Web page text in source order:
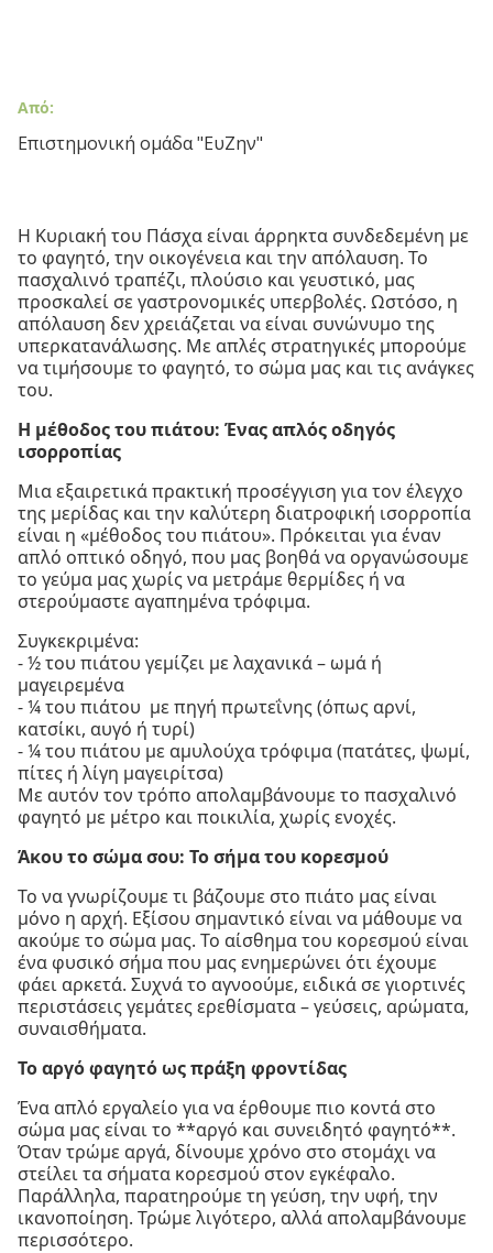
Από:
Επιστημονική ομάδα "ΕυΖην"
Η Κυριακή του Πάσχα είναι άρρηκτα συνδεδεμένη με
το φαγητό, την οικογένεια και την απόλαυση. Το
πασχαλινό τραπέζι, πλούσιο και γευστικό, μας
προσκαλεί σε γαστρονομικές υπερβολές. Ωστόσο, η
απόλαυση δεν χρειάζεται να είναι συνώνυμο της
υπερκατανάλωσης. Με απλές στρατηγικές μπορούμε
να τιμήσουμε το φαγητό, το σώμα μας και τις ανάγκες
του.
Η μέθοδος του πιάτου: Ένας απλός οδηγός
ισορροπίας
Μια εξαιρετικά πρακτική προσέγγιση για τον έλεγχο
της μερίδας και την καλύτερη διατροφική ισορροπία
είναι η «μέθοδος του πιάτου». Πρόκειται για έναν
απλό οπτικό οδηγό, που μας βοηθά να οργανώσουμε
το γεύμα μας χωρίς να μετράμε θερμίδες ή να
στερούμαστε αγαπημένα τρόφιμα.
Συγκεκριμένα:
- ½ του πιάτου γεμίζει με λαχανικά – ωμά ή
μαγειρεμένα
- ¼ του πιάτου με πηγή πρωτεΐνης (όπως αρνί,
κατσίκι, αυγό ή τυρί)
- ¼ του πιάτου με αμυλούχα τρόφιμα (πατάτες, ψωμί,
πίτες ή λίγη μαγειρίτσα)
Με αυτόν τον τρόπο απολαμβάνουμε το πασχαλινό
φαγητό με μέτρο και ποικιλία, χωρίς ενοχές.
Άκου το σώμα σου: Το σήμα του κορεσμού
Το να γνωρίζουμε τι βάζουμε στο πιάτο μας είναι
μόνο η αρχή. Εξίσου σημαντικό είναι να μάθουμε να
ακούμε το σώμα μας. Το αίσθημα του κορεσμού είναι
ένα φυσικό σήμα που μας ενημερώνει ότι έχουμε
φάει αρκετά. Συχνά το αγνοούμε, ειδικά σε γιορτινές
περιστάσεις γεμάτες ερεθίσματα – γεύσεις, αρώματα,
συναισθήματα.
Το αργό φαγητό ως πράξη φροντίδας
Ένα απλό εργαλείο για να έρθουμε πιο κοντά στο
σώμα μας είναι το **αργό και συνειδητό φαγητό**.
Όταν τρώμε αργά, δίνουμε χρόνο στο στομάχι να
στείλει τα σήματα κορεσμού στον εγκέφαλο.
Παράλληλα, παρατηρούμε τη γεύση, την υφή, την
ικανοποίηση. Τρώμε λιγότερο, αλλά απολαμβάνουμε
περισσότερο.